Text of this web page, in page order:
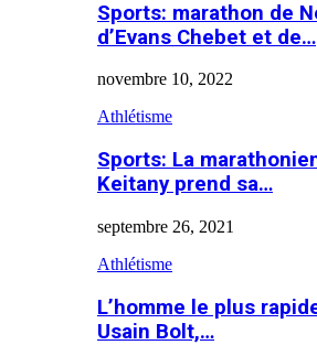
Sports: marathon de
d’Evans Chebet et de…
novembre 10, 2022
Athlétisme
Sports: La
Keitany prend sa…
septembre 26, 2021
Athlétisme
L’homme le plus
Usain Bolt,…